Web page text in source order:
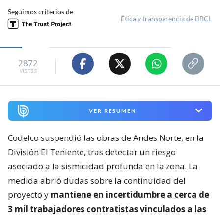
Seguimos criterios de
Ética y transparencia de BBCL
2872
visitas
VER RESUMEN
Codelco suspendió las obras de Andes Norte, en la
División El Teniente, tras detectar un riesgo
asociado a la sismicidad profunda en la zona. La
medida abrió dudas sobre la continuidad del
proyecto y mantiene en incertidumbre a cerca de
3 mil trabajadores contratistas vinculados a las